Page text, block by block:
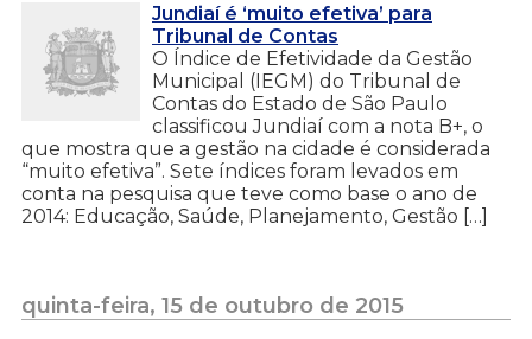
Jundiaí é ‘muito efetiva’ para
Tribunal de Contas
O Índice de Efetividade da Gestão
Municipal (IEGM) do Tribunal de
Contas do Estado de São Paulo
classificou Jundiaí com a nota B+, o
que mostra que a gestão na cidade é considerada
“muito efetiva”. Sete índices foram levados em
conta na pesquisa que teve como base o ano de
2014: Educação, Saúde, Planejamento, Gestão […]
quinta-feira, 15 de outubro de 2015